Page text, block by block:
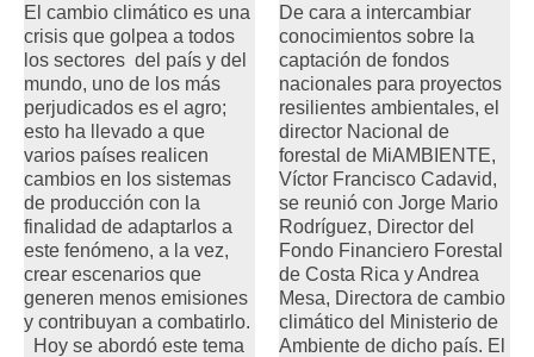
El cambio climático es una
crisis que golpea a todos
los sectores del país y del
mundo, uno de los más
perjudicados es el agro;
esto ha llevado a que
varios países realicen
cambios en los sistemas
de producción con la
finalidad de adaptarlos a
este fenómeno, a la vez,
crear escenarios que
generen menos emisiones
y contribuyan a combatirlo.
Hoy se abordó este tema
De cara a intercambiar
conocimientos sobre la
captación de fondos
nacionales para proyectos
resilientes ambientales, el
director Nacional de
forestal de MiAMBIENTE,
Víctor Francisco Cadavid,
se reunió con Jorge Mario
Rodríguez, Director del
Fondo Financiero Forestal
de Costa Rica y Andrea
Mesa, Directora de cambio
climático del Ministerio de
Ambiente de dicho país. El